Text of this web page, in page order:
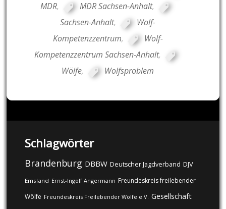
MDR, MDR Sachsen-Anhalt,
Sachsen-Anhalt,
Wolf-
Kompetenzzentrum,
Wolf-
Kompetenzzentrum Sachsen-Anhalt,
Wölfe, Wolfsproblem
Schlagwörter
Brandenburg DBBW Deutscher Jagdverband DJV
Emsland Ernst-Ingolf Angermann Freundeskreis freilebender
Wölfe Freundeskreis Freilebender Wölfe e.V. Gesellschaft